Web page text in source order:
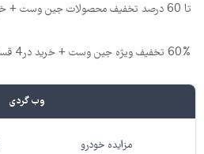
تا 60 درصد تخفیف محصولات جین وست + خرید در 4 قسط
60% تخفیف ویژه جین وست + خرید در4 قسطه
وب گردی
مزایده خودرو